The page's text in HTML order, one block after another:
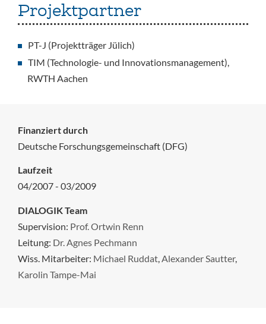
Projektpartner
PT-J (Projektträger Jülich)
TIM (Technologie- und Innovationsmanagement),
RWTH Aachen
Finanziert durch
Deutsche Forschungsgemeinschaft (DFG)
Laufzeit
04/2007 - 03/2009
DIALOGIK Team
Supervision: Prof. Ortwin Renn
Leitung: Dr. Agnes Pechmann
Wiss. Mitarbeiter: Michael Ruddat,Alexander Sautter,
Karolin Tampe-Mai